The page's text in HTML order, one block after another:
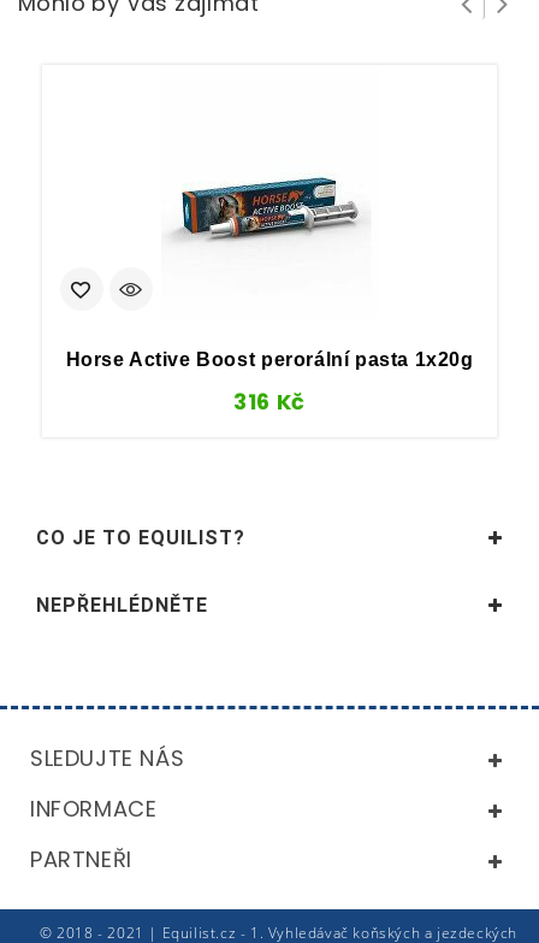
Horse Active Boost perorální pasta 1x20g
316 Kč
CO JE TO EQUILIST?
NEPŘEHLÉDNĚTE
SLEDUJTE NÁS
INFORMACE
PARTNEŘI
© 2018 - 2021 | Equilist.cz - 1. Vyhledávač koňských a jezdeckých